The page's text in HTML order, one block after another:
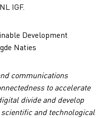
IGF.
Development
Naties
communications
to accelerate
divide and develop
and technological